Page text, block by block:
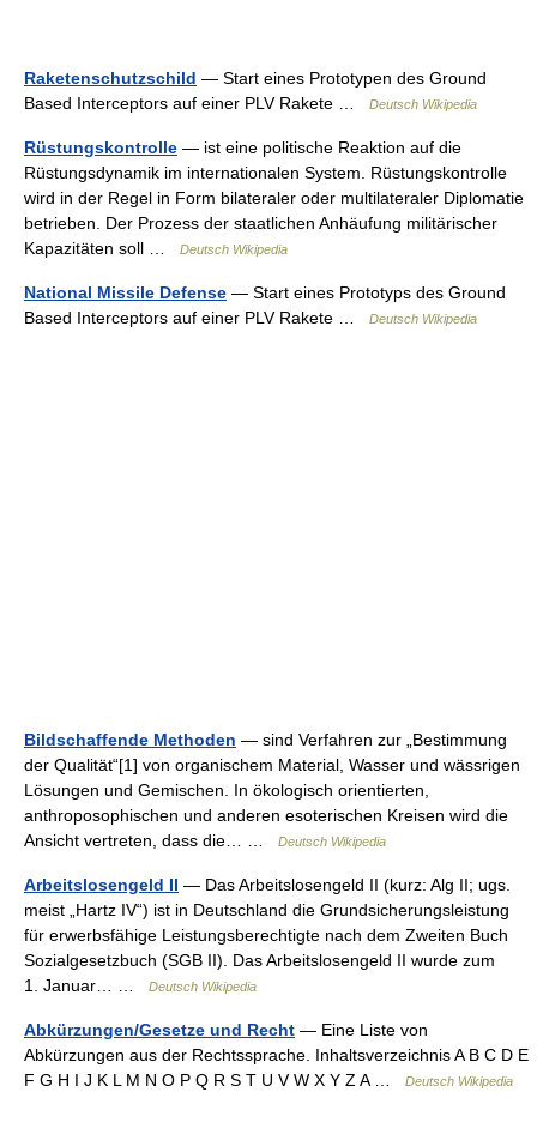
Raketenschutzschild — Start eines Prototypen des Ground
Based Interceptors auf einer PLV Rakete …
Deutsch Wikipedia
Rüstungskontrolle — ist eine politische Reaktion auf die
Rüstungsdynamik im internationalen System. Rüstungskontrolle
wird in der Regel in Form bilateraler oder multilateraler Diplomatie
betrieben. Der Prozess der staatlichen Anhäufung militärischer
Kapazitäten soll …
Deutsch Wikipedia
National Missile Defense — Start eines Prototyps des Ground
Based Interceptors auf einer PLV Rakete …
Deutsch Wikipedia
Bildschaffende Methoden — sind Verfahren zur „Bestimmung
der Qualität“[1] von organischem Material, Wasser und wässrigen
Lösungen und Gemischen. In ökologisch orientierten,
anthroposophischen und anderen esoterischen Kreisen wird die
Ansicht vertreten, dass die… …
Deutsch Wikipedia
Arbeitslosengeld II — Das Arbeitslosengeld II (kurz: Alg II; ugs.
meist „Hartz IV“) ist in Deutschland die Grundsicherungsleistung
für erwerbsfähige Leistungsberechtigte nach dem Zweiten Buch
Sozialgesetzbuch (SGB II). Das Arbeitslosengeld II wurde zum
1. Januar… …
Deutsch Wikipedia
Abkürzungen/Gesetze und Recht — Eine Liste von
Abkürzungen aus der Rechtssprache. Inhaltsverzeichnis A B C D E
F G H I J K L M N O P Q R S T U V W X Y Z A …
Deutsch Wikipedia